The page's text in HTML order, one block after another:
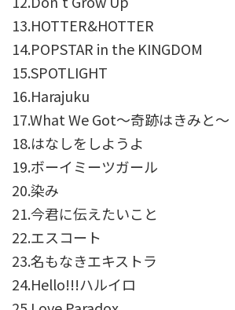
13.HOTTER&HOTTER
14.POPSTAR in the KINGDOM
15.SPOTLIGHT
16.Harajuku
17.What We Got～奇跡はきみと～
18.はなしをしようよ
19.ボーイミーツガール
20.染み
21.今君に伝えたいこと
22.エスコート
23.名もなきエキストラ
24.Hello!!!ハルイロ